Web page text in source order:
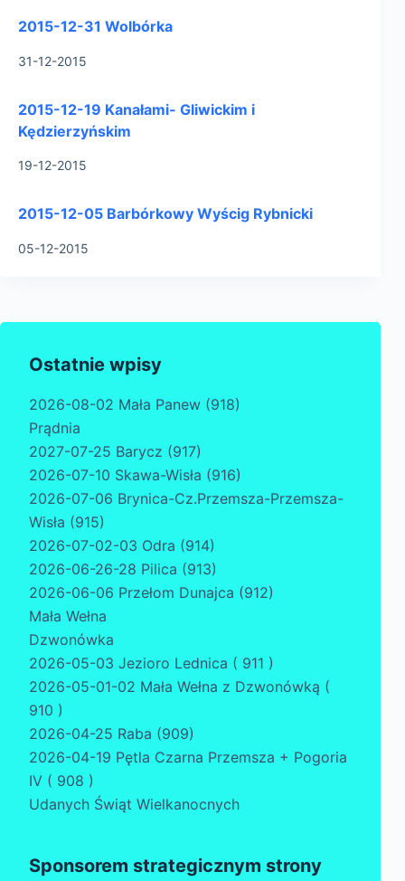
2015-12-31 Wolbórka
31-12-2015
2015-12-19 Kanałami- Gliwickim i
Kędzierzyńskim
19-12-2015
2015-12-05 Barbórkowy Wyścig Rybnicki
05-12-2015
Ostatnie wpisy
2026-08-02 Mała Panew (918)
Prądnia
2027-07-25 Barycz (917)
2026-07-10 Skawa-Wisła (916)
2026-07-06 Brynica-Cz.Przemsza-Przemsza-
Wisła (915)
2026-07-02-03 Odra (914)
2026-06-26-28 Pilica (913)
2026-06-06 Przełom Dunajca (912)
Mała Wełna
Dzwonówka
2026-05-03 Jezioro Lednica ( 911 )
2026-05-01-02 Mała Wełna z Dzwonówką (
910 )
2026-04-25 Raba (909)
2026-04-19 Pętla Czarna Przemsza + Pogoria
IV ( 908 )
Udanych Świąt Wielkanocnych
Sponsorem strategicznym strony